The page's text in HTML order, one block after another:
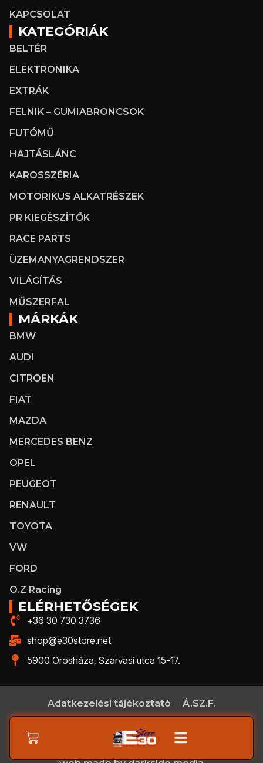
KAPCSOLAT
KATEGÓRIÁK
BELTÉR
ELEKTRONIKA
EXTRÁK
FELNIK – GUMIABRONCSOK
FUTÓMŰ
HAJTÁSLÁNC
KAROSSZÉRIA
MOTORIKUS ALKATRÉSZEK
PR KIEGÉSZÍTŐK
RACE PARTS
ÜZEMANYAGRENDSZER
VILÁGÍTÁS
MŰSZERFAL
MÁRKÁK
BMW
AUDI
CITROEN
FIAT
MAZDA
MERCEDES BENZ
OPEL
PEUGEOT
RENAULT
TOYOTA
VW
FORD
O.Z Racing
ELÉRHETŐSÉGEK
+36 30 730 3736
shop@e30store.net
5900 Orosháza, Szarvasi utca 15-17.
Adatkezelési tájékoztató Á.SZ.F.